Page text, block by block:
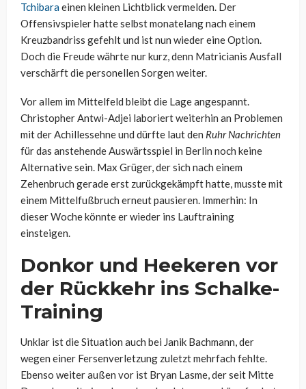
Tchibaraeinen kleinen Lichtblick vermelden. Der
Offensivspieler hatte selbst monatelang nach einem
Kreuzbandriss gefehlt und ist nun wieder eine Option.
Doch die Freude währte nur kurz, denn Matricianis Ausfall
verschärft die personellen Sorgen weiter.
Vor allem im Mittelfeld bleibt die Lage angespannt.
Christopher Antwi-Adjei laboriert weiterhin an Problemen
mit der Achillessehne und dürfte laut den Ruhr Nachrichten
für das anstehende Auswärtsspiel in Berlin noch keine
Alternative sein. Max Grüger, der sich nach einem
Zehenbruch gerade erst zurückgekämpft hatte, musste mit
einem Mittelfußbruch erneut pausieren. Immerhin: In
dieser Woche könnte er wieder ins Lauftraining
einsteigen.
Donkor und Heekeren vor
der Rückkehr ins Schalke-
Training
Unklar ist die Situation auch bei Janik Bachmann, der
wegen einer Fersenverletzung zuletzt mehrfach fehlte.
Ebenso weiter außen vor ist Bryan Lasme, der seit Mitte